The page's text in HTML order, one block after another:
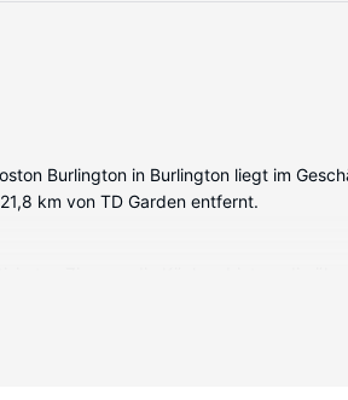
Burlington in Burlington liegt im
km von TD Garden entfernt.
und ein WLAN-Internetzugang